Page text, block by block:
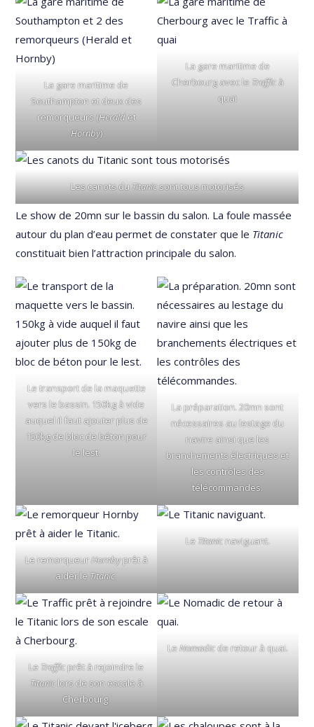
La gare maritime de
Southampton et deux des
remorqueurs (Heraldet
Hornby)
La gare maritime de
Cherbourg avec le Trafficà
quai
Les canots duTitanicsont tous motorisés
Le show de 20mn sur le bassin du salon. La foule massée
autour du plan d’eau permet de constater que le Titanic
constituait bien l’attraction principale du salon.
Le transport de la maquette
vers le bassin. 150kg à vide
auquel il faut ajouter plus de
150kg de bloc de béton pour
le lest.
La préparation. 20mn sont
nécessaires au lestage du
navire ainsi que les
branchements électriques et
les contrôles des
télécommandes.
Le remorqueurHornbyprêt à
aider le Titanic.
Le Titanicnaviguant.
Le Trafficprêt à rejoindre le
Titaniclors de son escale à
Cherbourg.
LeNomadicde retour à quai.